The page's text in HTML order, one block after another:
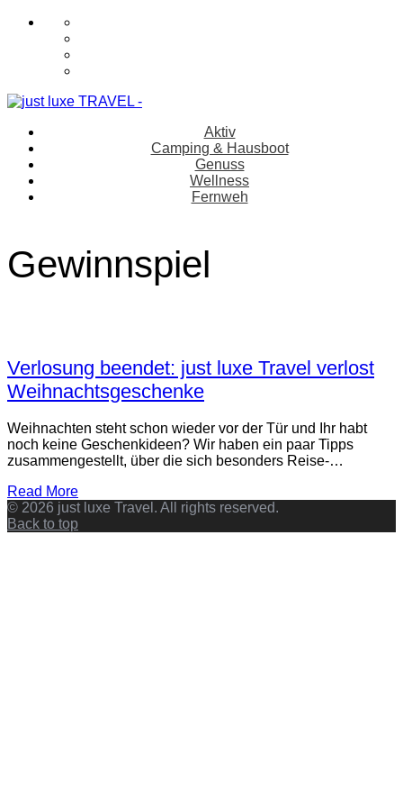
Aktiv
Camping & Hausboot
Genuss
Wellness
Fernweh
Gewinnspiel
Verlosung beendet: just luxe Travel verlost
Weihnachtsgeschenke
Weihnachten steht schon wieder vor der Tür und Ihr habt
noch keine Geschenkideen? Wir haben ein paar Tipps
zusammengestellt, über die sich besonders Reise-…
Read More
© 2026 just luxe Travel. All rights reserved.
Back to top